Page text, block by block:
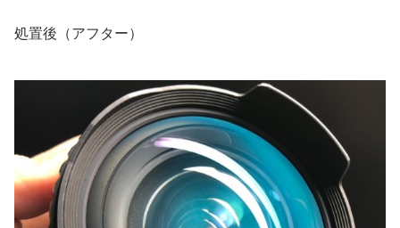
処置後（アフター）